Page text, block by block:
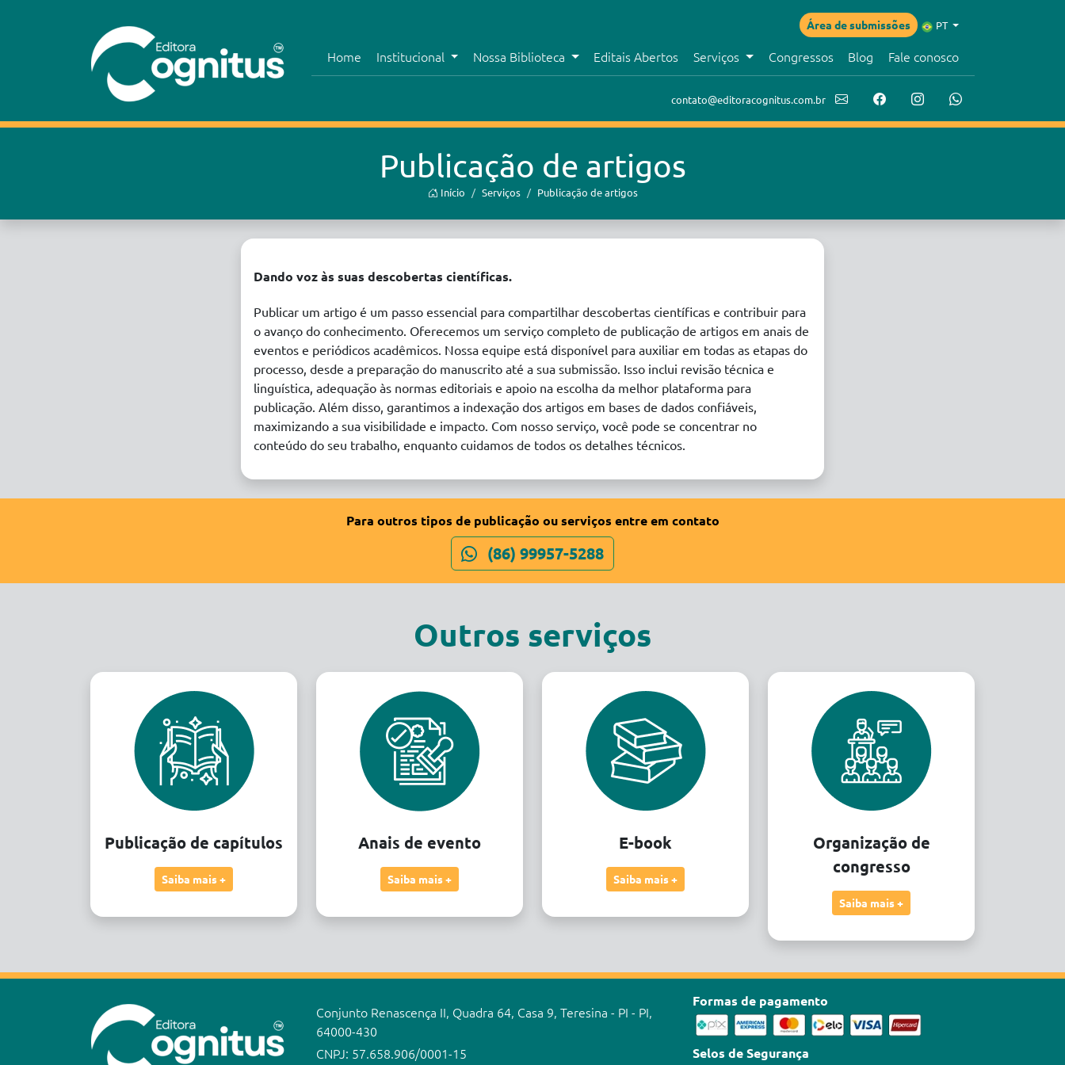
Área de submissões PT
Home Institucional Nossa Biblioteca Editais Abertos Serviços Congressos Blog Fale conosco
contato@editoracognitus.com.br
Publicação de artigos
Início Serviços Publicação de artigos
Dando voz às suas descobertas científicas.
Publicar um artigo é um passo essencial para compartilhar descobertas científicas e contribuir para
o avanço do conhecimento. Oferecemos um serviço completo de publicação de artigos em anais de
eventos e periódicos acadêmicos. Nossa equipe está disponível para auxiliar em todas as etapas do
processo, desde a preparação do manuscrito até a sua submissão. Isso inclui revisão técnica e
linguística, adequação às normas editoriais e apoio na escolha da melhor plataforma para
publicação. Além disso, garantimos a indexação dos artigos em bases de dados confiáveis,
maximizando a sua visibilidade e impacto. Com nosso serviço, você pode se concentrar no
conteúdo do seu trabalho, enquanto cuidamos de todos os detalhes técnicos.
Para outros tipos de publicação ou serviços entre em contato
(86) 99957-5288
Outros serviços
Publicação de capítulos
Saiba mais +
Anais de evento
Saiba mais +
E-book
Saiba mais +
Organização de
congresso
Saiba mais +
Conjunto Renascença II, Quadra 64, Casa 9, Teresina - PI - PI,
64000-430
CNPJ: 57.658.906/0001-15
Formas de pagamento
Selos de Segurança